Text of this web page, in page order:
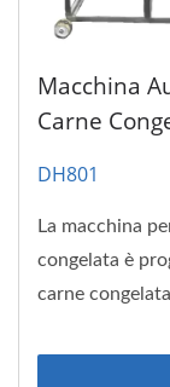
Macchina
Carne
DH801
La macchina
congelata è
carne